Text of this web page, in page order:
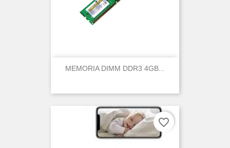
MEMORIA DIMM DDR3 4GB...
favorite_border